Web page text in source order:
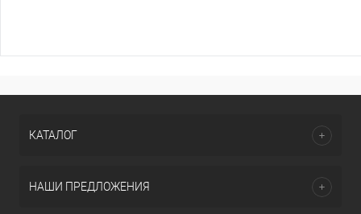
КАТАЛОГ
НАШИ ПРЕДЛОЖЕНИЯ